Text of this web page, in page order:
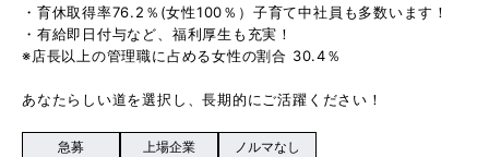
・育休取得率76.2％(女性100％）子育て中社員も多数います！
・有給即日付与など、福利厚生も充実！
※店長以上の管理職に占める女性の割合 30.4％
あなたらしい道を選択し、長期的にご活躍ください！
急募 上場企業 ノルマなし